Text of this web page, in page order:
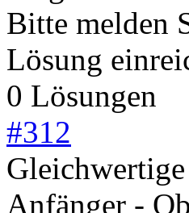
Bitte melden
Lösung
0 Lösungen
#312
Anfänger -